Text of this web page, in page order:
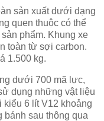
sản xuất dưới dạng
quen thuộc có thể
phẩm. Khung xe
toàn từ sợi carbon.
1.500 kg.
dưới 700 mã lực,
dụng những vật liệu
6 lít V12 khoảng
sau thông qua